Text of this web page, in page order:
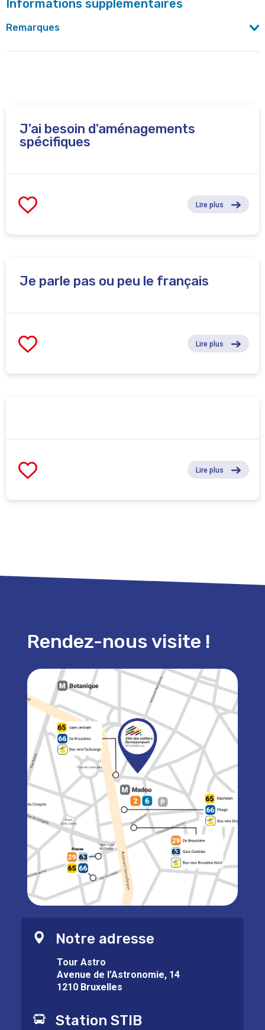
Informations supplémentaires
Remarques
J'ai besoin d'aménagements
spécifiques
Lire plus
Je parle pas ou peu le français
Lire plus
Lire plus
Rendez-nous visite !
Notre adresse
Tour Astro
Avenue de l’Astronomie, 14
1210 Bruxelles
Station STIB